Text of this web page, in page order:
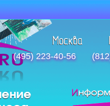
(495) 223-40-56